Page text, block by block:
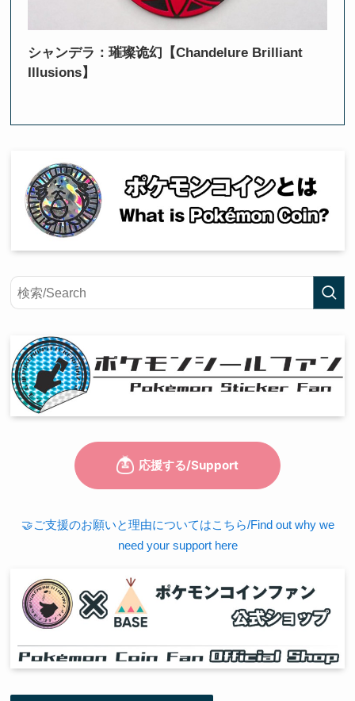
シャンデラ：璀璨诡幻【Chandelure Brilliant
Illusions】
🤝ご支援のお願いと理由についてはこちら/Find out why we
need your support here